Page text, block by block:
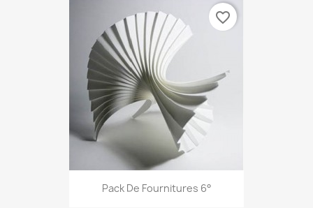
Pack De Fournitures 6°
favorite_border